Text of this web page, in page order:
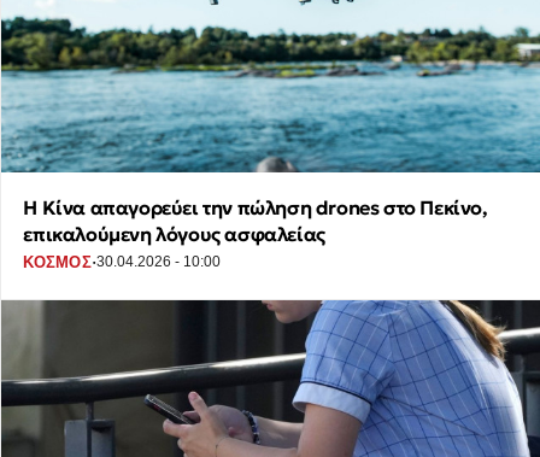
Η Κίνα απαγορεύει την πώληση drones στο Πεκίνο,
επικαλούμενη λόγους ασφαλείας
ΚΟΣΜΟΣ·30.04.2026 - 10:00